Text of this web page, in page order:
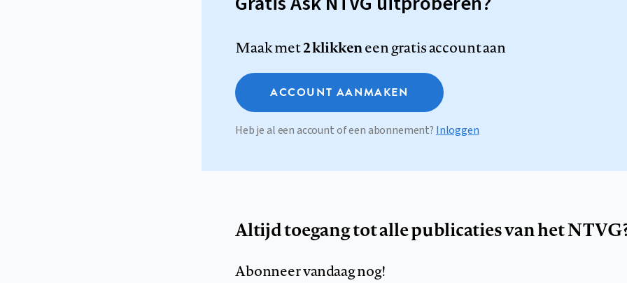
Maak met2 klikkeneen gratis account aan
ACCOUNT AANMAKEN
Heb je al een account of een abonnement? Inloggen
Altijd toegang tot alle publicaties van het
Abonneer vandaag nog!